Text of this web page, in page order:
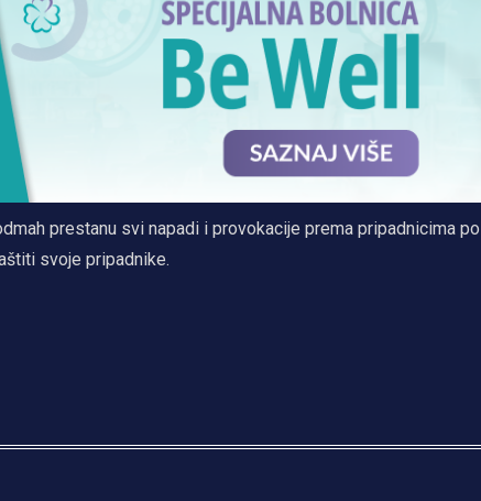
prestanu svi napadi i provokacije prema pripadnicima
svoje pripadnike.